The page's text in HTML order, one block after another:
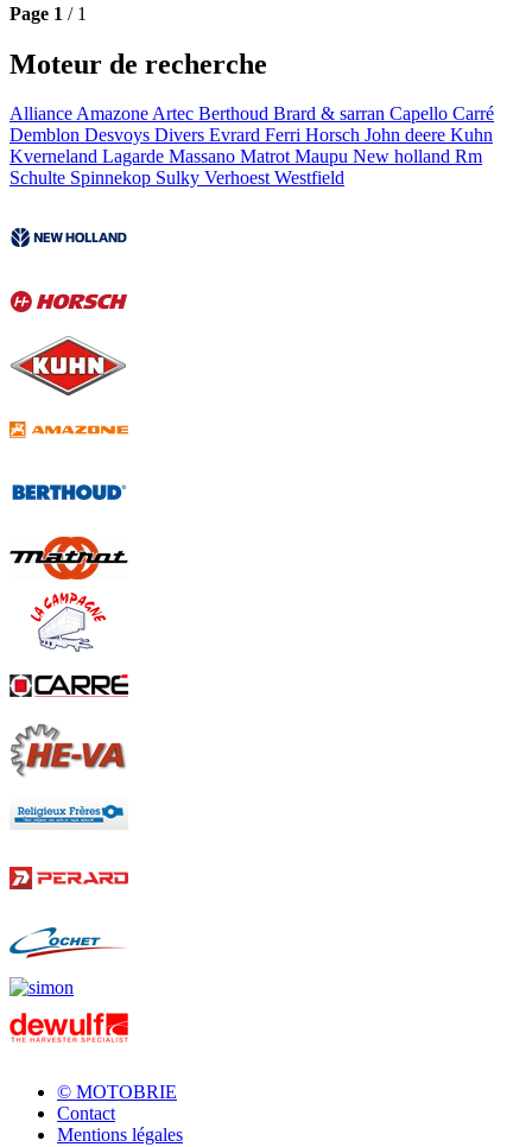
Page 1 / 1
Moteur de recherche
AllianceAmazoneArtec Berthoud Brard & sarran Capello Carré
Demblon Desvoys Divers Evrard Ferri Horsch John deere Kuhn
Kverneland Lagarde Massano MatrotMaupu New holland Rm
Schulte Spinnekop Sulky VerhoestWestfield
© MOTOBRIE
Contact
Mentions légales